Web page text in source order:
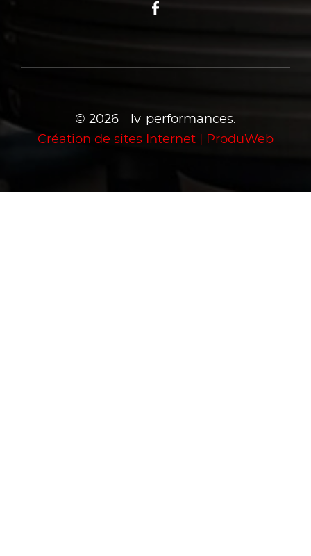
© 2026 - lv-performances.
Création de sites Internet | ProduWeb